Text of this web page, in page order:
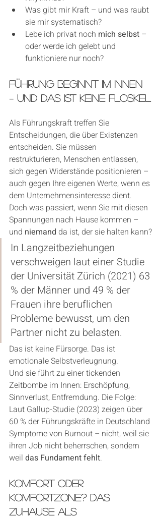
Was gibt mir Kraft – und was raubt
sie mir systematisch?
Lebe ich privat noch mich selbst –
oder werde ich gelebt und
funktioniere nur noch?
Führung beginnt im Innen
– und das ist keine Floskel
Als Führungskraft treffen Sie
Entscheidungen, die über Existenzen
entscheiden. Sie müssen
restrukturieren, Menschen entlassen,
sich gegen Widerstände positionieren –
auch gegen Ihre eigenen Werte, wenn es
dem Unternehmensinteresse dient.
Doch was passiert, wenn Sie mit diesen
Spannungen nach Hause kommen –
und niemand da ist, der sie halten kann?
In Langzeitbeziehungen
verschweigen laut einer Studie
der Universität Zürich (2021) 63
% der Männer und 49 % der
Frauen ihre beruflichen
Probleme bewusst, um den
Partner nicht zu belasten.
Das ist keine Fürsorge. Das ist
emotionale Selbstverleugnung.
Und sie führt zu einer tickenden
Zeitbombe im Innen: Erschöpfung,
Sinnverlust, Entfremdung. Die Folge:
Laut Gallup-Studie (2023) zeigen über
60 % der Führungskräfte in Deutschland
Symptome von Burnout – nicht, weil sie
ihren Job nicht beherrschen, sondern
weil das Fundament fehlt.
Komfort oder
Komfortzone? Das
Zuhause als